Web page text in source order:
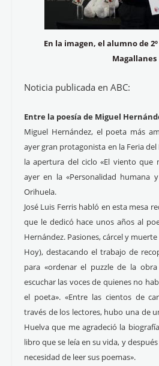
En la imagen, el alumno de
Magallanes
Noticia publicada en ABC:
Entre la poesía de Miguel
Miguel Hernández, el poeta más
ayer gran protagonista en la Feria del
la apertura del ciclo «El viento que
ayer en la «Personalidad humana
Orihuela.
José Luis Ferris habló en esta mesa
que le dedicó hace unos años al
Hernández. Pasiones, cárcel y
Hoy), destacando el trabajo de
para «ordenar el puzzle de la
escuchar las voces de quienes no
el poeta». «Entre las cientos de
través de los lectores, hubo una de
Huelva que me agradeció la
libro que se leía en su vida, y
necesidad de leer sus poemas».